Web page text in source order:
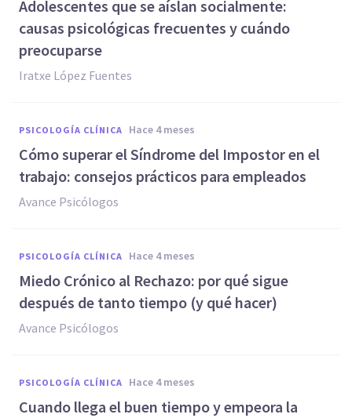
Adolescentes que se aíslan socialmente:
causas psicológicas frecuentes y cuándo
preocuparse
Iratxe López Fuentes
PSICOLOGÍA CLÍNICA hace 4 meses
Cómo superar el Síndrome del Impostor en el
trabajo: consejos prácticos para empleados
Avance Psicólogos
PSICOLOGÍA CLÍNICA hace 4 meses
Miedo Crónico al Rechazo: por qué sigue
después de tanto tiempo (y qué hacer)
Avance Psicólogos
PSICOLOGÍA CLÍNICA hace 4 meses
Cuando llega el buen tiempo y empeora la